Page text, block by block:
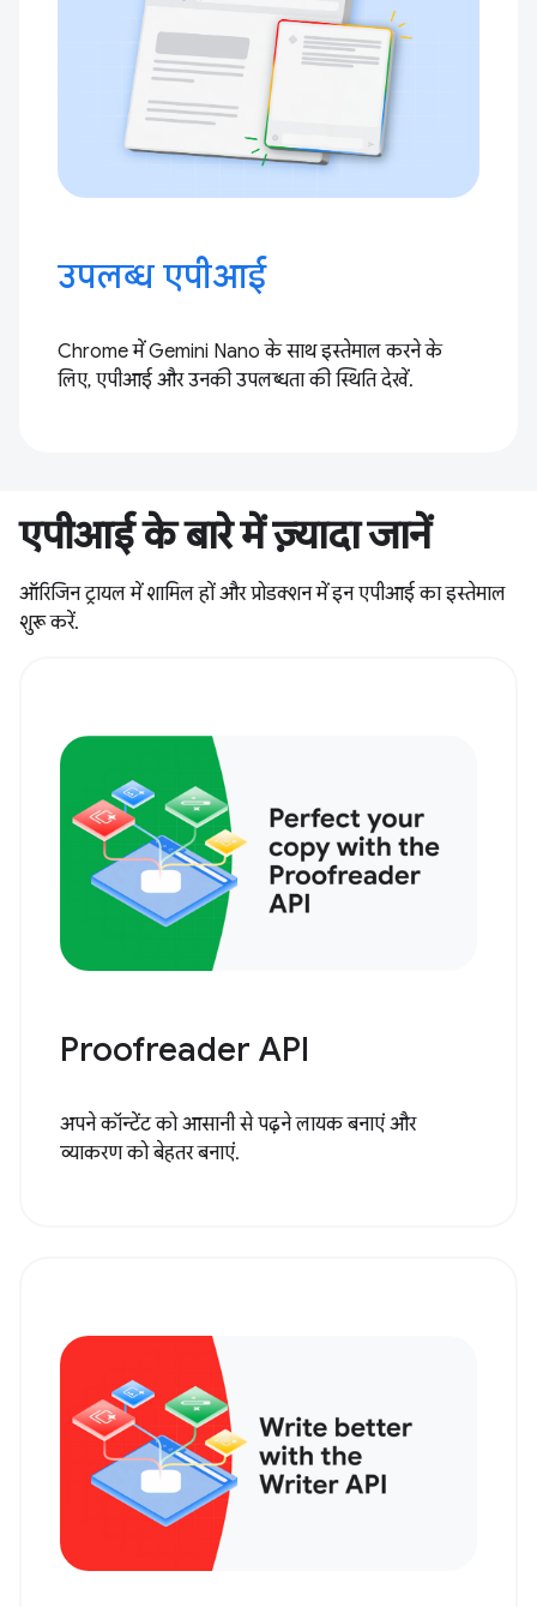
उपलब्ध एपीआई
Chrome में Gemini Nano के साथ इस्तेमाल करने के
लिए, एपीआई और उनकी उपलब्धता की स्थिति देखें.
एपीआई के बारे में ज़्यादा जानें
ऑरिजिन ट्रायल में शामिल हों और प्रोडक्शन में इन एपीआई का इस्तेमाल
शुरू करें.
Proofreader API
अपने कॉन्टेंट को आसानी से पढ़ने लायक बनाएं और
व्याकरण को बेहतर बनाएं.